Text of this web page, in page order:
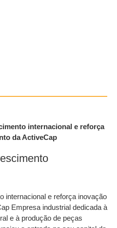
internacional e reforça inovação
Empresa industrial dedicada à
e à produção de peças